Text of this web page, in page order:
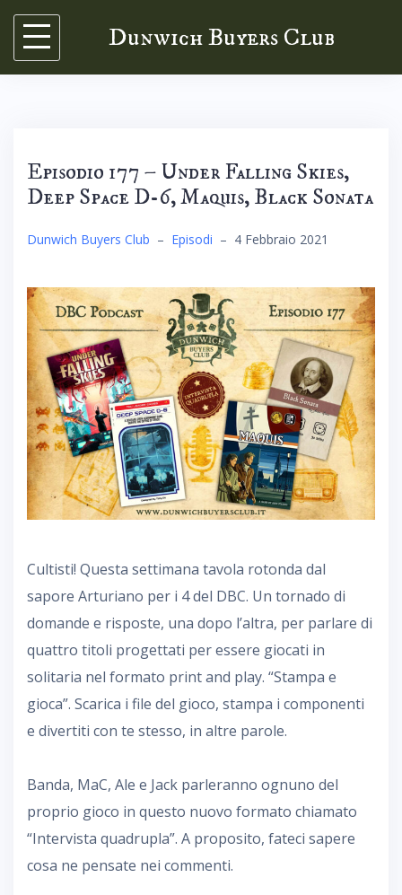
Skip
content
Dunwich Buyers Club
Episodio 177 – Under Falling Skies,
Deep Space D-6, Maquis, Black Sonata
Dunwich Buyers Club – Episodi – 4 Febbraio 2021
Cultisti! Questa settimana tavola rotonda dal
sapore Arturiano per i 4 del DBC. Un tornado di
domande e risposte, una dopo l’altra, per parlare di
quattro titoli progettati per essere giocati in
solitaria nel formato print and play. “Stampa e
gioca”. Scarica i file del gioco, stampa i componenti
e divertiti con te stesso, in altre parole.
Banda, MaC, Ale e Jack parleranno ognuno del
proprio gioco in questo nuovo formato chiamato
“Intervista quadrupla”. A proposito, fateci sapere
cosa ne pensate nei commenti.